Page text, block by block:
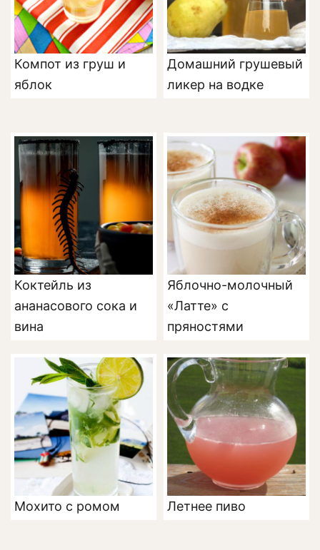
Компот из груш и
яблок
Домашний грушевый
ликер на водке
Коктейль из
ананасового сока и
вина
Яблочно-молочный
«Латте» с
пряностями
Мохито с ромом Летнее пиво